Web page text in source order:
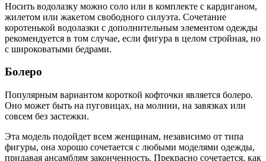
Носить водолазку можно соло или в комплекте с кардиганом,
жилетом или жакетом свободного силуэта. Сочетание
коротенькой водолазки с дополнительным элементом одежды
рекомендуется в том случае, если фигура в целом стройная, но
с широковатыми бедрами.
Болеро
Популярным вариантом короткой кофточки является болеро.
Оно может быть на пуговицах, на молнии, на завязках или
совсем без застежки.
Эта модель подойдет всем женщинам, независимо от типа
фигуры, она хорошо сочетается с любыми моделями одежды,
придавая ансамблям законченность. Прекрасно сочетается, как